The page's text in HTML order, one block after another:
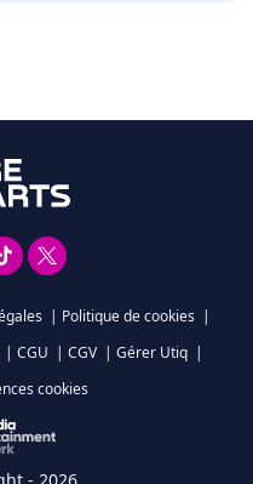
| Politique de cookies |
| CGU | CGV | Gérer Utiq |
cookies